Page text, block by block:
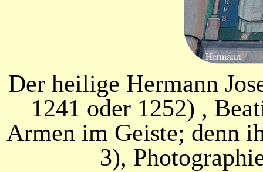
Der heilige Hermann
1241 oder 1252) ,
Armen im Geiste; denn
3),